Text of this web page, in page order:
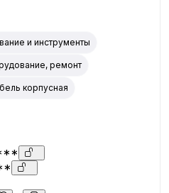
и инструменты
ремонт
корпусная